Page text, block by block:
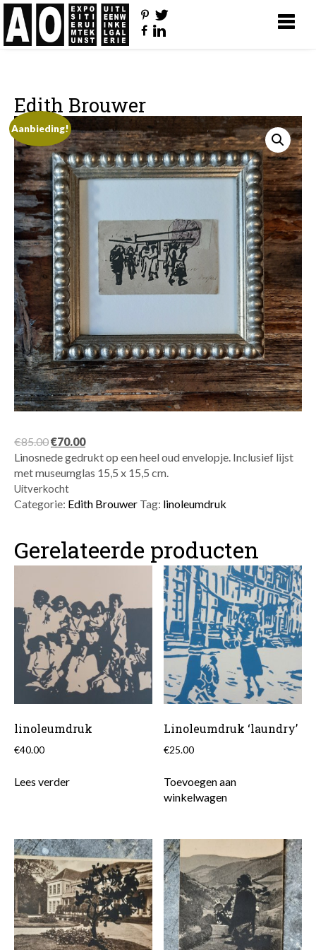
Edith Brouwer
Aanbieding!
€85.00Oorspronkelijke
prijs
was:
€85.00.
€70.00Huidige
prijs
is:
Linosnede gedrukt op een heel oud envelopje. Inclusief lijst
met museumglas 15,5 x 15,5 cm.
Uitverkocht
Categorie: Edith Brouwer Tag: linoleumdruk
Gerelateerde producten
linoleumdruk
€40.00
Lees verder
Linoleumdruk ‘laundry’
€25.00
Toevoegen aan
winkelwagen